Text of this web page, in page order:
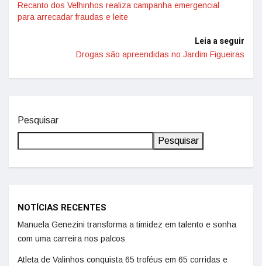
Recanto dos Velhinhos realiza campanha emergencial
para arrecadar fraudas e leite
Leia a seguir
Drogas são apreendidas no Jardim Figueiras
Pesquisar
Pesquisar
NOTÍCIAS RECENTES
Manuela Genezini transforma a timidez em talento e sonha
com uma carreira nos palcos
Atleta de Valinhos conquista 65 troféus em 65 corridas e